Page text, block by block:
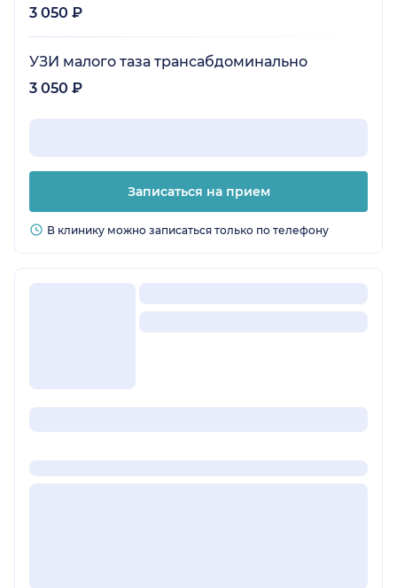
3 050 ₽
УЗИ малого таза трансабдоминально
3 050 ₽
Записаться на прием
В клинику можно записаться только по телефону